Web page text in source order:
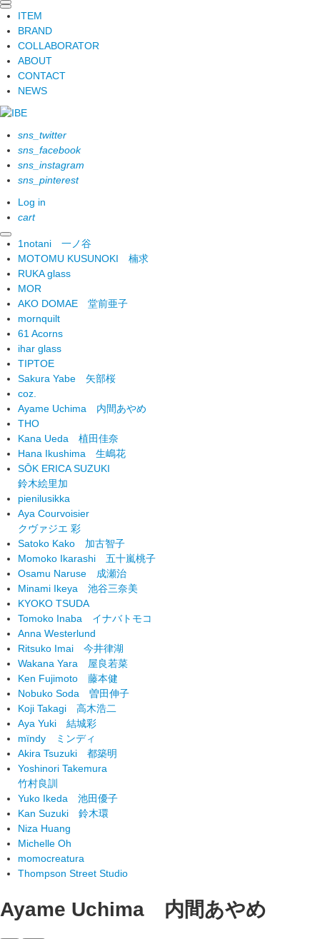
ITEM
BRAND
COLLABORATOR
ABOUT
CONTACT
NEWS
sns_twitter
sns_facebook
sns_instagram
sns_pinterest
Log in
cart
1notani 一ノ谷
MOTOMU KUSUNOKI 楠求
RUKA glass
MOR
AKO DOMAE 堂前亜子
mornquilt
61 Acorns
ihar glass
TIPTOE
Sakura Yabe 矢部桜
coz.
Ayame Uchima 内間あやめ
THO
Kana Ueda 植田佳奈
Hana Ikushima 生嶋花
SŌK ERICA SUZUKI
鈴木絵里加
pienilusikka
Aya Courvoisier
クヴァジエ 彩
Satoko Kako 加古智子
Momoko Ikarashi 五十嵐桃子
Osamu Naruse 成瀬治
Minami Ikeya 池谷三奈美
KYOKO TSUDA
Tomoko Inaba イナバトモコ
Anna Westerlund
Ritsuko Imai 今井律湖
Wakana Yara 屋良若菜
Ken Fujimoto 藤本健
Nobuko Soda 曽田伸子
Koji Takagi 高木浩二
Aya Yuki 結城彩
mïndy ミンディ
Akira Tsuzuki 都築明
Yoshinori Takemura
竹村良訓
Yuko Ikeda 池田優子
Kan Suzuki 鈴木環
Niza Huang
Michelle Oh
momocreatura
Thompson Street Studio
Ayame Uchima 内間あやめ